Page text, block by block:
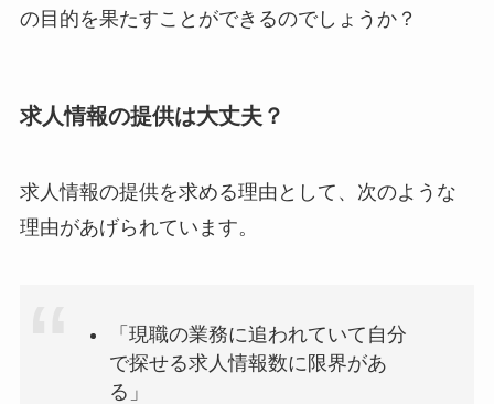
の目的を果たすことができるのでしょうか？
求人情報の提供は大丈夫？
求人情報の提供を求める理由として、次のような
理由があげられています。
「現職の業務に追われていて自分
で探せる求人情報数に限界があ
る」